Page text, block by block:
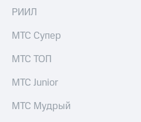
РИИЛ
МТС Супер
МТС ТОП
МТС Junior
МТС Мудрый